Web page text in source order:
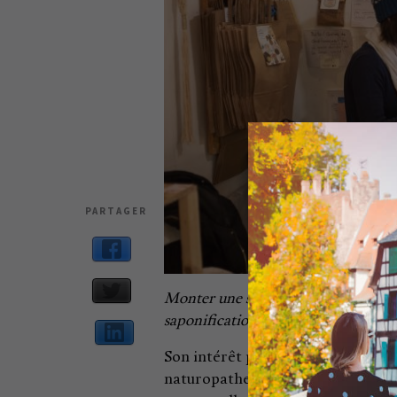
PARTAGER
Monter une savonnerie, ça
saponification à froid, mais il y a 8
Son intérêt pour la slow
naturopathe, reconvertie à 50